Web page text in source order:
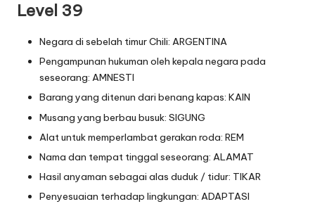
Level 39
Negara di sebelah timur Chili: ARGENTINA
Pengampunan hukuman oleh kepala negara pada
seseorang: AMNESTI
Barang yang ditenun dari benang kapas: KAIN
Musang yang berbau busuk: SIGUNG
Alat untuk memperlambat gerakan roda: REM
Nama dan tempat tinggal seseorang: ALAMAT
Hasil anyaman sebagai alas duduk / tidur: TIKAR
Penyesuaian terhadap lingkungan: ADAPTASI